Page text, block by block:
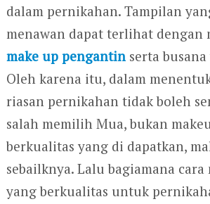
dalam pernikahan. Tampilan
menawan dapat terlihat dengan
make up pengantinserta busana
Oleh karena itu, dalam
riasan pernikahan tidak boleh
salah memilih Mua, bukan
berkualitas yang di dapatkan,
sebailknya. Lalu bagiamana
yang berkualitas untuk